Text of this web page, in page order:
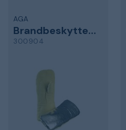
AGA
Brandbeskyttelseshandske
300904